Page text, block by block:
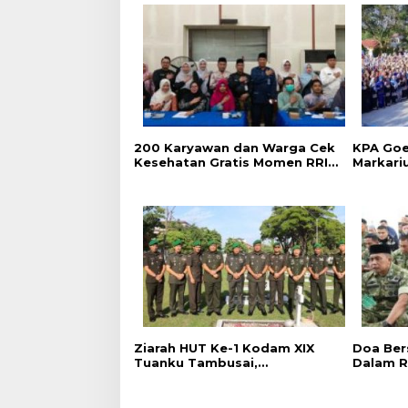
‎200 Karyawan dan Warga Cek
Kesehatan Gratis Momen RRI
‎KPA
Ziarah HUT Ke-1 Kodam XIX
Tuanku Tambusai,
Doa
Dalam